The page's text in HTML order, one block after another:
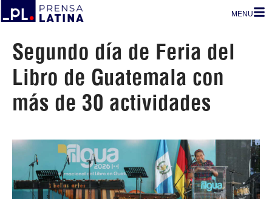
MENU
Segundo día de Feria del
Libro de Guatemala con
más de 30 actividades